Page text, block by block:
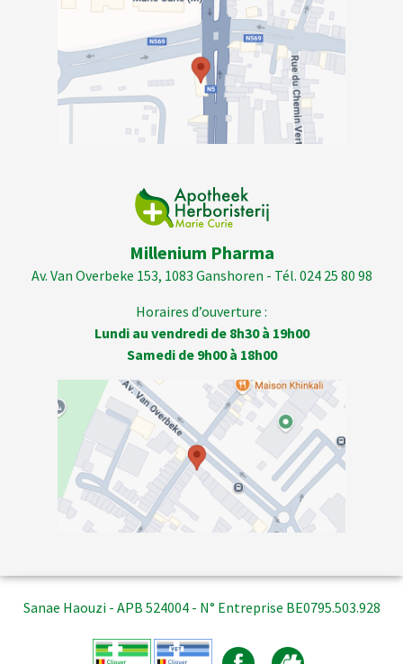
Millenium Pharma
Av. Van Overbeke 153, 1083 Ganshoren - Tél. 024 25 80 98
Horaires d’ouverture :
Lundi au vendredi de 8h30 à 19h00
Samedi de 9h00 à 18h00
Sanae Haouzi - APB 524004 - N° Entreprise BE0795.503.928